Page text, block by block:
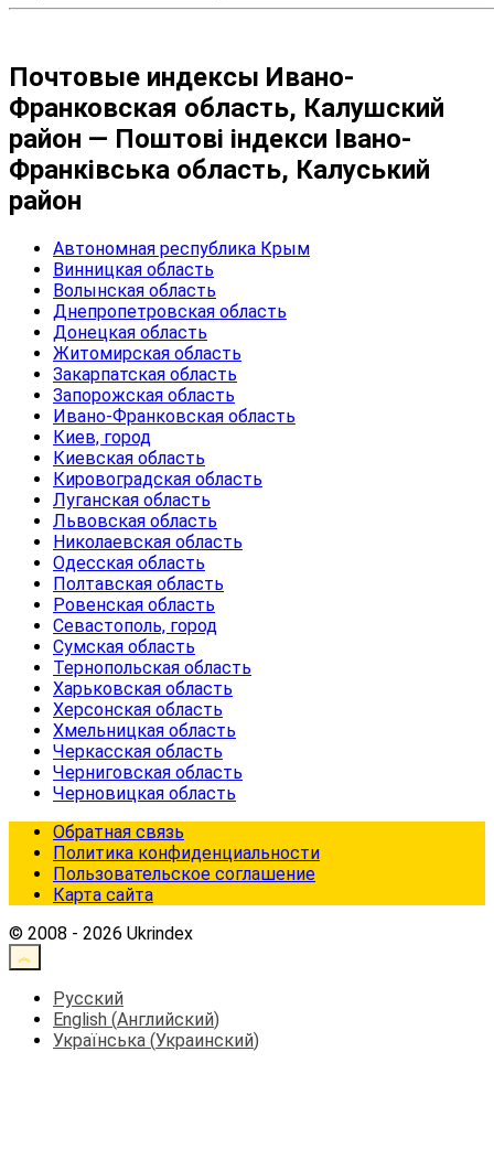
Почтовые индексы Ивано-
Франковская область, Калушский
район — Поштові індекси Івано-
Франківська область, Калуський
район
Автономная республика Крым
Винницкая область
Волынская область
Днепропетровская область
Донецкая область
Житомирская область
Закарпатская область
Запорожская область
Ивано-Франковская область
Киев, город
Киевская область
Кировоградская область
Луганская область
Львовская область
Николаевская область
Одесская область
Полтавская область
Ровенская область
Севастополь, город
Сумская область
Тернопольская область
Харьковская область
Херсонская область
Хмельницкая область
Черкасская область
Черниговская область
Черновицкая область
Обратная связь
Политика конфиденциальности
Пользовательское соглашение
Карта сайта
© 2008 - 2026 Ukrindex
Русский
English (Английский)
Українська (Украинский)